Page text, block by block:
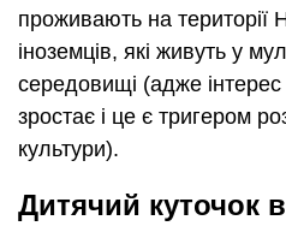
проживають на території
іноземців, які живуть у
середовищі (адже інтерес
зростає і це є тригером
культури).
Дитячий куточок